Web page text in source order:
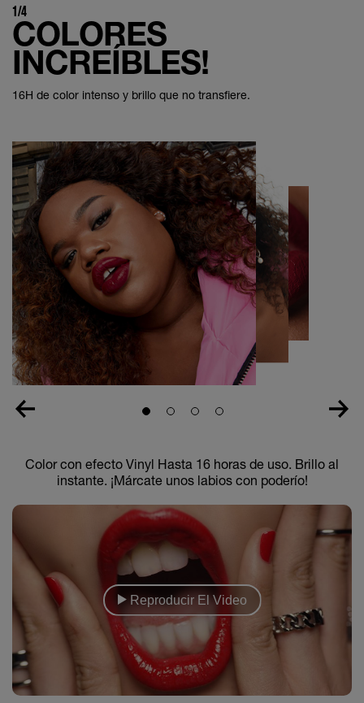
1/4
COLORES
INCREÍBLES!
16H de color intenso y brillo que no transfiere.
Slide 1Slide 2Slide 3Slide 4
Color con efecto Vinyl Hasta 16 horas de uso. Brillo al
instante. ¡Márcate unos labios con poderío!
Reproducir El Video